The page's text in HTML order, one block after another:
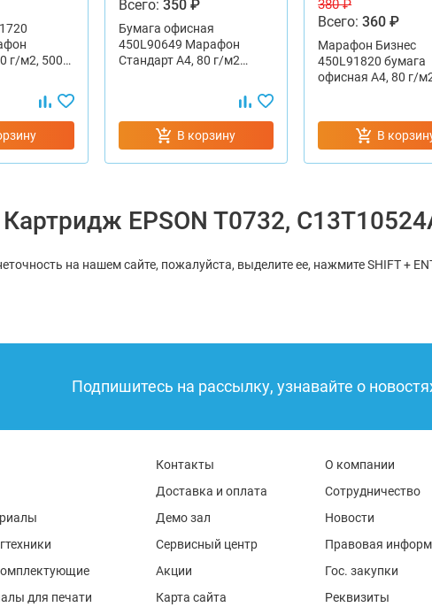
г/м2, 500…
Всего: 350 ₽
Бумага офисная
450L90649 Марафон
Стандарт А4, 80 г/м2…
В корзину
380 ₽
Всего:360 ₽
Марафон Бизнес
450L91820 бумага
офисная А4, 80 г/
В
EPSON T0732,
на нашем сайте, пожалуйста, выделите ее, нажмите SHIFT +
Подпишитесь на рассылку, узнавайте о
для печати
Контакты
Доставка и оплата
Демо зал
Сервисный центр
Акции
Карта сайта
О компании
Сотрудничество
Новости
Правовая
Гос. закупки
Реквизиты